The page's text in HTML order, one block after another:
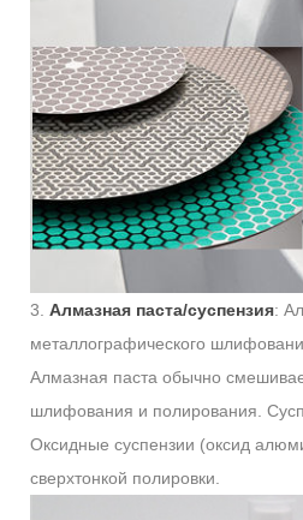
3. Алмазная паста/суспензия:
металлографического
Алмазная паста обычно
шлифования и полирования.
Оксидные суспензии (оксид
сверхтонкой полировки.